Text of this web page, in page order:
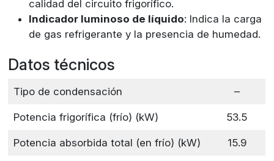
calidad del circuito frigorífico.
Indicador luminoso de líquido: Indica la carga
de gas refrigerante y la presencia de humedad.
Datos técnicos
Tipo de condensación –
Potencia frigorífica (frío) (kW) 53.5
Potencia absorbida total (en frío) (kW) 15.9